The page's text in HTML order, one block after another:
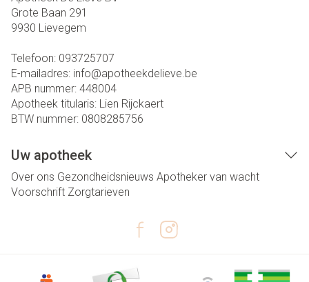
Grote Baan 291
9930 Lievegem
Telefoon: 093725707
E-mailadres: info@apotheekdelieve.be
APB nummer: 448004
Apotheek titularis: Lien Rijckaert
BTW nummer: 0808285756
Uw apotheek
Over ons Gezondheidsnieuws Apotheker van wacht
Voorschrift Zorgtarieven